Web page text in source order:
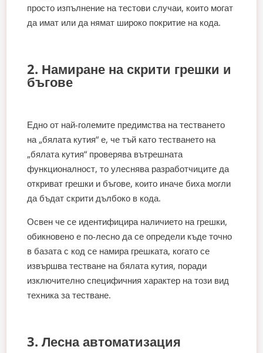
просто изпълнение на тестови случаи, които могат
да имат или да нямат широко покритие на кода.
2. Намиране на скрити грешки и
бъгове
Едно от най-големите предимства на тестването
на „бялата кутия“ е, че тъй като тестването на
„бялата кутия“ проверява вътрешната
функционалност, то улеснява разработчиците да
откриват грешки и бъгове, които иначе биха могли
да бъдат скрити дълбоко в кода.
Освен че се идентифицира наличието на грешки,
обикновено е по-лесно да се определи къде точно
в базата с код се намира грешката, когато се
извършва тестване на бялата кутия, поради
изключително специфичния характер на този вид
техника за тестване.
3. Лесна автоматизация